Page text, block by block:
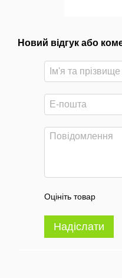
Новий відгук або
Оцініть товар
Надіслати